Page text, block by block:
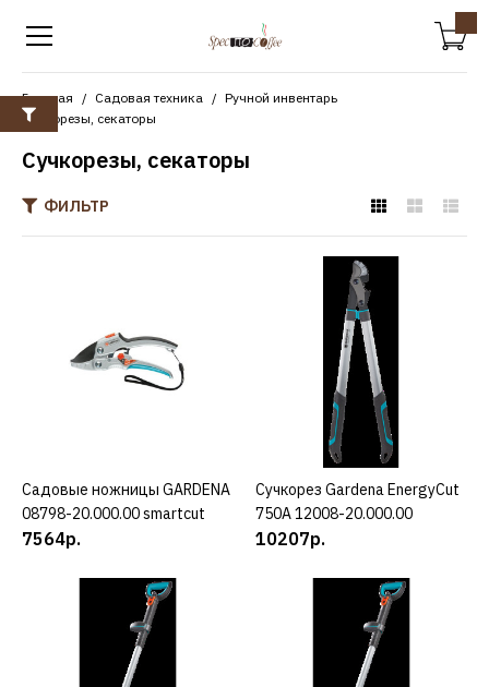
Главная Садовая техника
Ручной инвентарь
Сучкорезы, секаторы
Сучкорезы, секаторы
ФИЛЬТР
Садовые ножницы
GARDENA 08798-
20.000.00 smartcut
КУПИТЬ
ДОБАВИТЬ К СРАВНЕНИЮ
ДОБАВИТЬ В ПОЖЕЛАНИЯ
Сучкорез Gardena
EnergyCut 750A 12008-
КУПИТЬ
Садовые ножницы GARDENA
08798-20.000.00 smartcut
7564р.
КУПИТЬ
Сучкорез Gardena EnergyCut
750A 12008-20.000.00
10207р.